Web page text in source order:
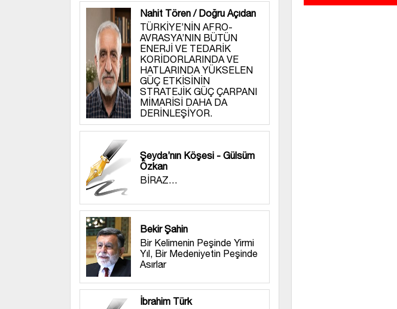
Nahit Tören / Doğru Açıdan
TÜRKİYE’NİN AFRO-
AVRASYA’NIN BÜTÜN
ENERJİ VE TEDARİK
KORİDORLARINDA VE
HATLARINDA YÜKSELEN
GÜÇ ETKİSİNİN
STRATEJİK GÜÇ ÇARPANI
MİMARİSİ DAHA DA
DERİNLEŞİYOR.
Şeyda’nın Köşesi - Gülsüm
Özkan
BİRAZ…
Bekir Şahin
Bir Kelimenin Peşinde Yirmi
Yıl, Bir Medeniyetin Peşinde
Asırlar
İbrahim Türk